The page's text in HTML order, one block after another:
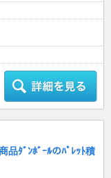
品ﾀﾞﾝﾎﾞｰﾙのﾊﾟﾚｯﾄ積